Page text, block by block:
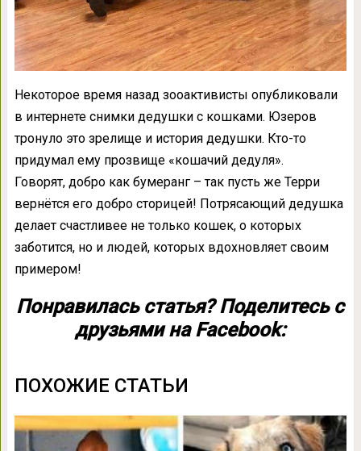
Некоторое время назад зооактивисты опубликовали
в интернете снимки дедушки с кошками. Юзеров
тронуло это зрелище и история дедушки. Кто-то
придумал ему прозвище «кошачий дедуля».
Говорят, добро как бумеранг – так пусть же Терри
вернётся его добро сторицей! Потрясающий дедушка
делает счастливее не только кошек, о которых
заботится, но и людей, которых вдохновляет своим
примером!
Понравилась статья? Поделитесь с
друзьями на Facebook:
ПОХОЖИЕ СТАТЬИ